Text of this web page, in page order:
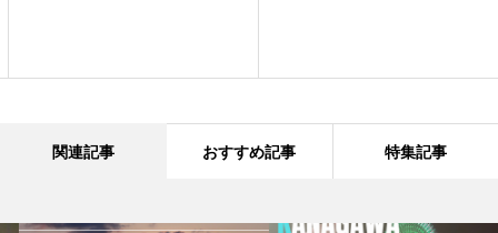
関連記事 おすすめ記事 特集記事